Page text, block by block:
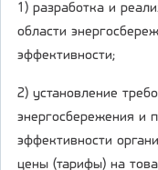
1) разработка и
области
эффективности;
2) установление
энергосбережения и
эффективности
цены (тарифы) на